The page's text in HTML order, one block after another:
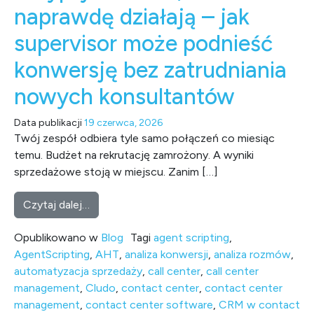
naprawdę działają – jak
supervisor może podnieść
konwersję bez zatrudniania
nowych konsultantów
Data publikacji19 czerwca, 2026
Twój zespół odbiera tyle samo połączeń co miesiąc
temu. Budżet na rekrutację zamrożony. A wyniki
sprzedażowe stoją w miejscu. Zanim […]
Czytaj dalej…
Opublikowano w Blog Tagi agent scripting,
AgentScripting, AHT, analiza konwersji, analiza rozmów,
automatyzacja sprzedaży, call center, call center
management, Cludo, contact center, contact center
management, contact center software, CRM w contact